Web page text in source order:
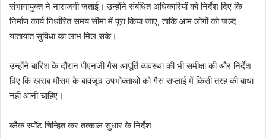
संभागायुक्त ने नाराजगी जताई। उन्होंने संबंधित अधिकारियों को निर्देश दिए कि
निर्माण कार्य निर्धारित समय सीमा में पूरा किया जाए, ताकि आम लोगों को जल्द
यातायात सुविधा का लाभ मिल सके।
उन्होंने बारिश के दौरान पीएनजी गैस आपूर्ति व्यवस्था की भी समीक्षा की और निर्देश
दिए कि खराब मौसम के बावजूद उपभोक्ताओं को गैस सप्लाई में किसी तरह की बाधा
नहीं आनी चाहिए।
ब्लैक स्पॉट चिन्हित कर तत्काल सुधार के निर्देश